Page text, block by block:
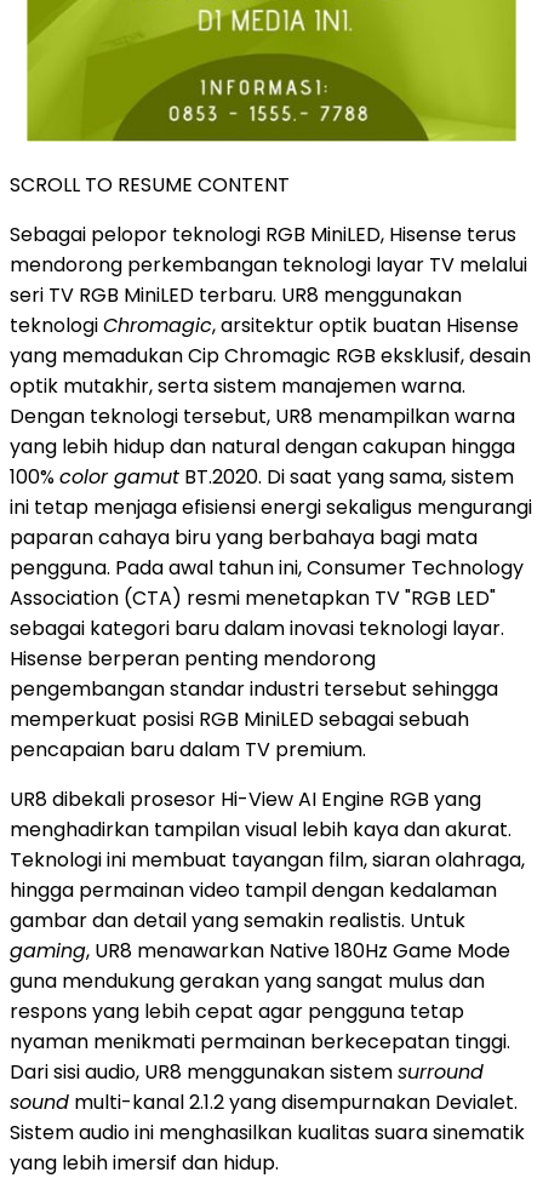
SCROLL TO RESUME CONTENT
Sebagai pelopor teknologi RGB MiniLED, Hisense terus
mendorong perkembangan teknologi layar TV melalui
seri TV RGB MiniLED terbaru. UR8 menggunakan
teknologiChromagic, arsitektur optik buatan Hisense
yang memadukan Cip Chromagic RGB eksklusif, desain
optik mutakhir, serta sistem manajemen warna.
Dengan teknologi tersebut, UR8 menampilkan warna
yang lebih hidup dan natural dengan cakupan hingga
100%color gamut BT.2020. Di saat yang sama, sistem
ini tetap menjaga efisiensi energi sekaligus mengurangi
paparan cahaya biru yang berbahaya bagi mata
pengguna. Pada awal tahun ini, Consumer Technology
Association (CTA) resmi menetapkan TV "RGB LED"
sebagai kategori baru dalam inovasi teknologi layar.
Hisense berperan penting mendorong
pengembangan standar industri tersebut sehingga
memperkuat posisi RGB MiniLED sebagai sebuah
pencapaian baru dalam TV premium.
UR8 dibekali prosesor Hi-View AI Engine RGB yang
menghadirkan tampilan visual lebih kaya dan akurat.
Teknologi ini membuat tayangan film, siaran olahraga,
hingga permainan video tampil dengan kedalaman
gambar dan detail yang semakin realistis. Untuk
gaming, UR8 menawarkan Native 180Hz Game Mode
guna mendukung gerakan yang sangat mulus dan
respons yang lebih cepat agar pengguna tetap
nyaman menikmati permainan berkecepatan tinggi.
Dari sisi audio, UR8 menggunakan sistemsurround
sound multi-kanal 2.1.2 yang disempurnakan Devialet.
Sistem audio ini menghasilkan kualitas suara sinematik
yang lebih imersif dan hidup.